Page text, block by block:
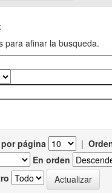
para afinar la busqueda.
página |
En orden